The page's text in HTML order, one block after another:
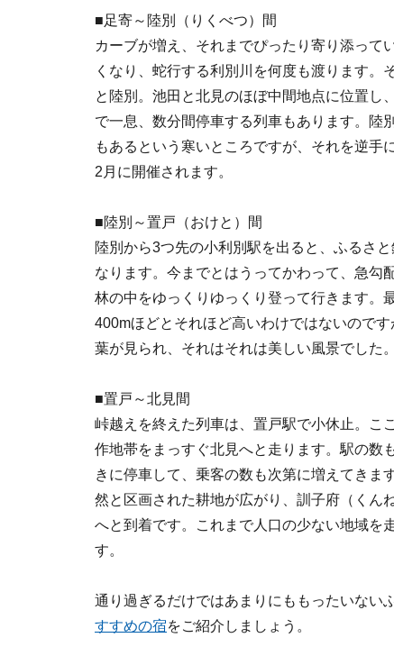
■足寄～陸別（りくべつ）間
カーブが増え、それまでぴったり寄り添って
くなり、蛇行する利別川を何度も渡ります。
と陸別。池田と北見のほぼ中間地点に位置し
で一息、数分間停車する列車もあります。陸
もあるという寒いところですが、それを逆
2月に開催されます。
■陸別～置戸（おけと）間
陸別から3つ先の小利別駅を出ると、ふるさ
なります。今までとはうってかわって、急勾
林の中をゆっくりゆっくり登って行きます。
400mほどとそれほど高いわけではないので
葉が見られ、それはそれは美しい風景でした。
■置戸～北見間
峠越えを終えた列車は、置戸駅で小休止。こ
作地帯をまっすぐ北見へと走ります。駅の数
きに停車して、乗客の数も次第に増えてきま
然と区画された耕地が広がり、訓子府（くん
へと到着です。これまで人口の少ない地域を
す。
通り過ぎるだけではあまりにももったいない
すすめの宿をご紹介しましょう。